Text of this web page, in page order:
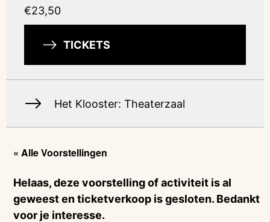
« Alle Voorstellingen
Helaas, deze voorstelling of activiteit is al
geweest en ticketverkoop is gesloten. Bedankt
voor je interesse.
€23,50
TICKETS
Het Klooster: Theaterzaal